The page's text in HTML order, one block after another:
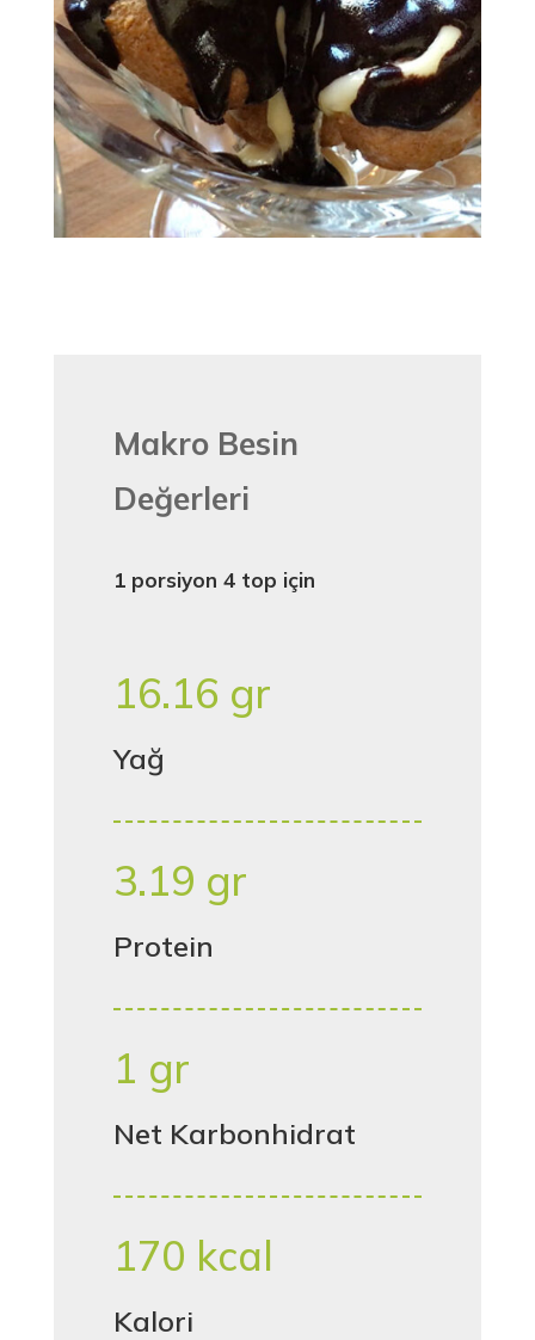
Makro Besin
Değerleri
1 porsiyon 4 top için
16.16 gr
Yağ
3.19 gr
Protein
1 gr
Net Karbonhidrat
170 kcal
Kalori